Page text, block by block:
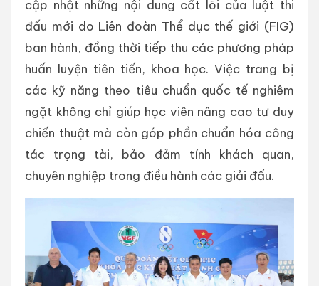
cập nhật những nội dung cốt lõi của luật thi
đấu mới do Liên đoàn Thể dục thế giới (FIG)
ban hành, đồng thời tiếp thu các phương pháp
huấn luyện tiên tiến, khoa học. Việc trang bị
các kỹ năng theo tiêu chuẩn quốc tế nghiêm
ngặt không chỉ giúp học viên nâng cao tư duy
chiến thuật mà còn góp phần chuẩn hóa công
tác trọng tài, bảo đảm tính khách quan,
chuyên nghiệp trong điều hành các giải đấu.